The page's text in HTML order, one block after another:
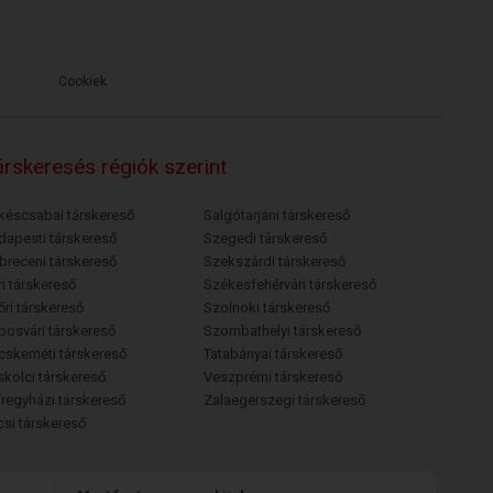
Cookiek
régiók szerint
társkereső
társkereső
társkereső
társkereső
társkereső
társkereső
társkereső
társkereső
társkereső
társkereső
Salgótarjáni társkereső
Szegedi társkereső
Szekszárdi társkereső
Székesfehérvári társkereső
Szolnoki társkereső
Szombathelyi társkereső
Tatabányai társkereső
Veszprémi társkereső
Zalaegerszegi társkereső